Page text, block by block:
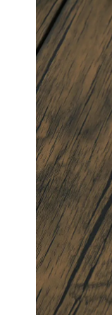
110円(税込)
在庫：999
アクアマリン
110円(税込)
在庫：999
ゆずレモン
110円(税込)
在庫：999
ブラウンダ
110円(税込)